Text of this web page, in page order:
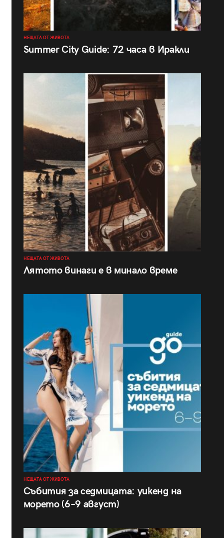
НЕЩАТА ОТ ЖИВОТА
Summer City Guide: 72 часа в Иракли
НЕЩАТА ОТ ЖИВОТА
Лятото винаги е в минало време
НЕЩАТА ОТ ЖИВОТА
Събития за седмицата: уикенд на
морето (6–9 август)